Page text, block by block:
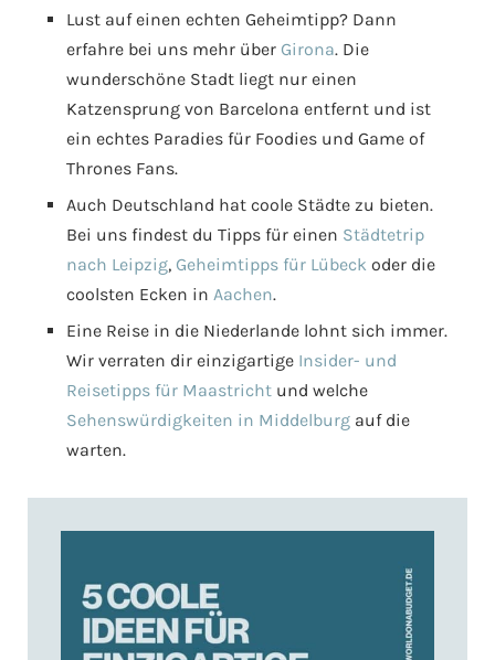
Lust auf einen echten Geheimtipp? Dann
erfahre bei uns mehr über Girona. Die
wunderschöne Stadt liegt nur einen
Katzensprung von Barcelona entfernt und ist
ein echtes Paradies für Foodies und Game of
Thrones Fans.
Auch Deutschland hat coole Städte zu bieten.
Bei uns findest du Tipps für einen Städtetrip
nach Leipzig, Geheimtipps für Lübeck oder die
coolsten Ecken in Aachen.
Eine Reise in die Niederlande lohnt sich immer.
Wir verraten dir einzigartige Insider- und
Reisetipps für Maastricht und welche
Sehenswürdigkeiten in Middelburg auf die
warten.